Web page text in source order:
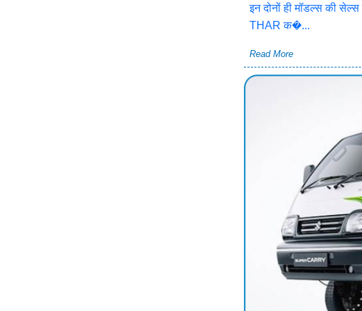
इन दोनों ही मॉडल्स की
THAR क�...
Read More